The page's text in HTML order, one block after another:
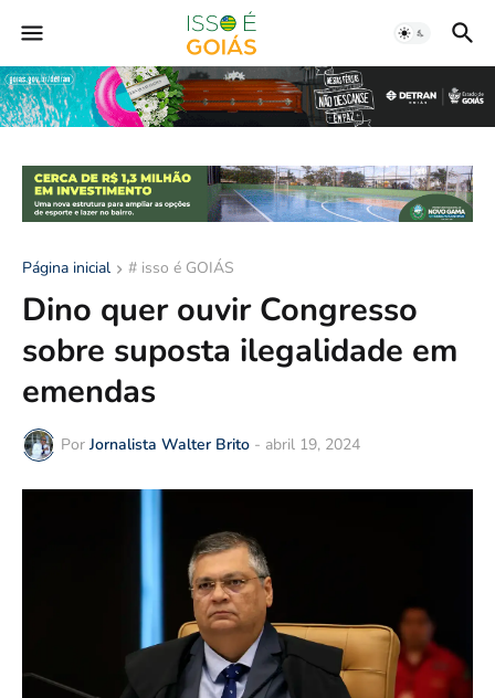
Página inicial # isso é GOIÁS
Dino quer ouvir Congresso
sobre suposta ilegalidade em
emendas
Por Jornalista Walter Brito - abril 19, 2024